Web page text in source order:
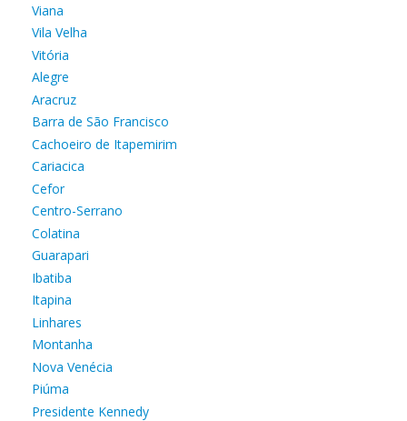
Viana
Vila Velha
Vitória
Alegre
Aracruz
Barra de São Francisco
Cachoeiro de Itapemirim
Cariacica
Cefor
Centro-Serrano
Colatina
Guarapari
Ibatiba
Itapina
Linhares
Montanha
Nova Venécia
Piúma
Presidente Kennedy